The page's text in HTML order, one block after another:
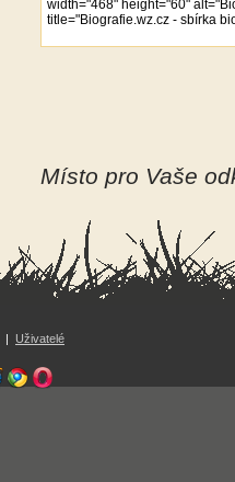
Místo pro Vaše
| Uživatelé